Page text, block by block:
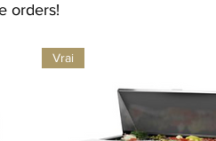
orders!
Vrai